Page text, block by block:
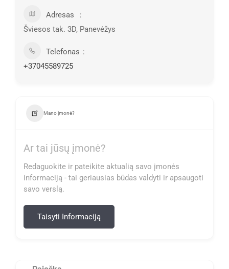
Adresas
Šviesos tak. 3D, Panevėžys
Telefonas
+37045589725
Mano įmonė?
Ar tai jūsų įmonė?
Redaguokite ir pateikite aktualią savo įmonės
informaciją - tai geriausias būdas valdyti ir apsaugoti
savo verslą.
Taisyti Informaciją